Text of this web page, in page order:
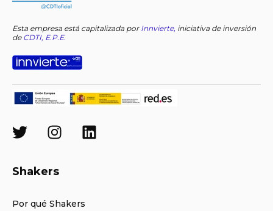
Esta empresa está capitalizada por Innvierte, iniciativa de inversión
de CDTI, E.P.E.
Shakers
Por qué Shakers